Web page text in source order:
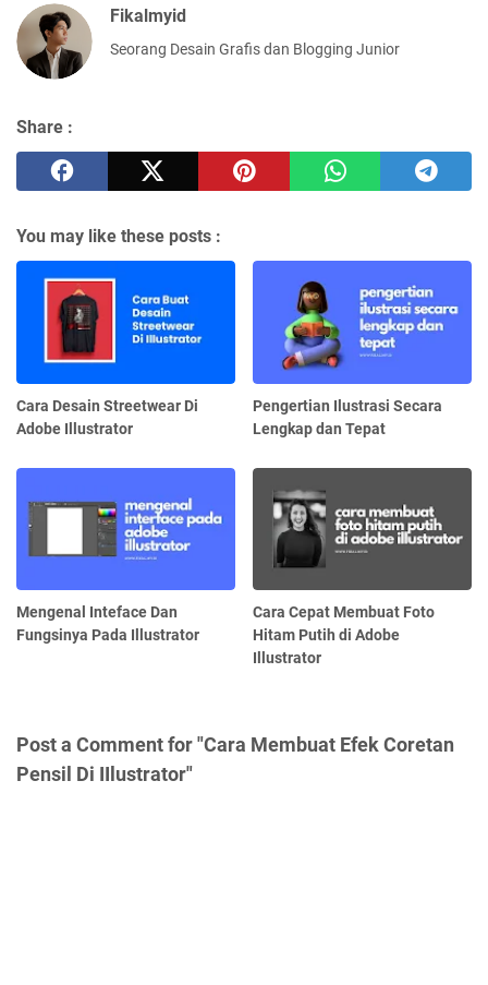
Fikalmyid
Seorang Desain Grafis dan Blogging Junior
Share :
You may like these posts :
Cara Desain Streetwear Di
Adobe Illustrator
Pengertian Ilustrasi Secara
Lengkap dan Tepat
Mengenal Inteface Dan
Fungsinya Pada Illustrator
Cara Cepat Membuat Foto
Hitam Putih di Adobe
Illustrator
Post a Comment for "Cara Membuat Efek Coretan
Pensil Di IIlustrator"